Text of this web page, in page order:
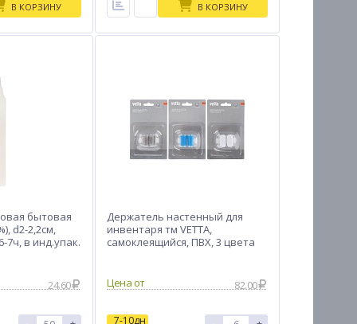
В КОРЗИНУ В КОРЗИНУ
бытовая
d2-2,2см,
7ч, в инд.упак.
24.60
Держатель настенный для
инвентаря тм VETTA,
самоклеящийся, ПВХ, 3 цвета
Цена от 82.00
7-10дн